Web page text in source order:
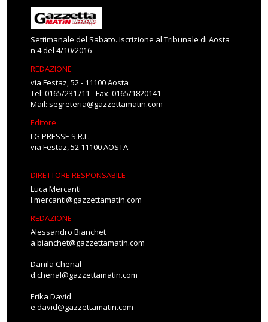
Settimanale del Sabato. Iscrizione al Tribunale di Aosta
n.4 del 4/10/2016
REDAZIONE
via Festaz, 52 - 11100 Aosta
Tel: 0165/231711 - Fax: 0165/1820141
Mail: segreteria@gazzettamatin.com
Editore
LG PRESSE S.R.L.
via Festaz, 52 11100 AOSTA
DIRETTORE RESPONSABILE
Luca Mercanti
l.mercanti@gazzettamatin.com
REDAZIONE
Alessandro Bianchet
a.bianchet@gazzettamatin.com
Danila Chenal
d.chenal@gazzettamatin.com
Erika David
e.david@gazzettamatin.com